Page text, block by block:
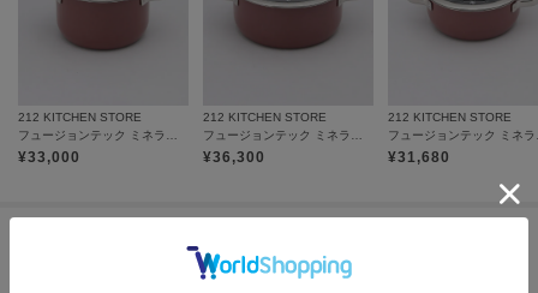
212 KITCHEN STORE
¥33,000
212 KITCHEN STORE
¥36,300
212 KITCHEN STORE
¥31,680
この商品を見た人はコチラの商品も
チェックしています